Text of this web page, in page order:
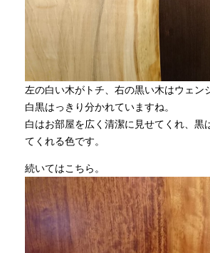
よくあるご質問
お問い合わせ
左の白い木がトチ、右の黒い木はウェン
白黒はっきり分かれていますね。
白はお部屋を広く清潔に見せてくれ、黒
てくれる色です。
続いてはこちら。